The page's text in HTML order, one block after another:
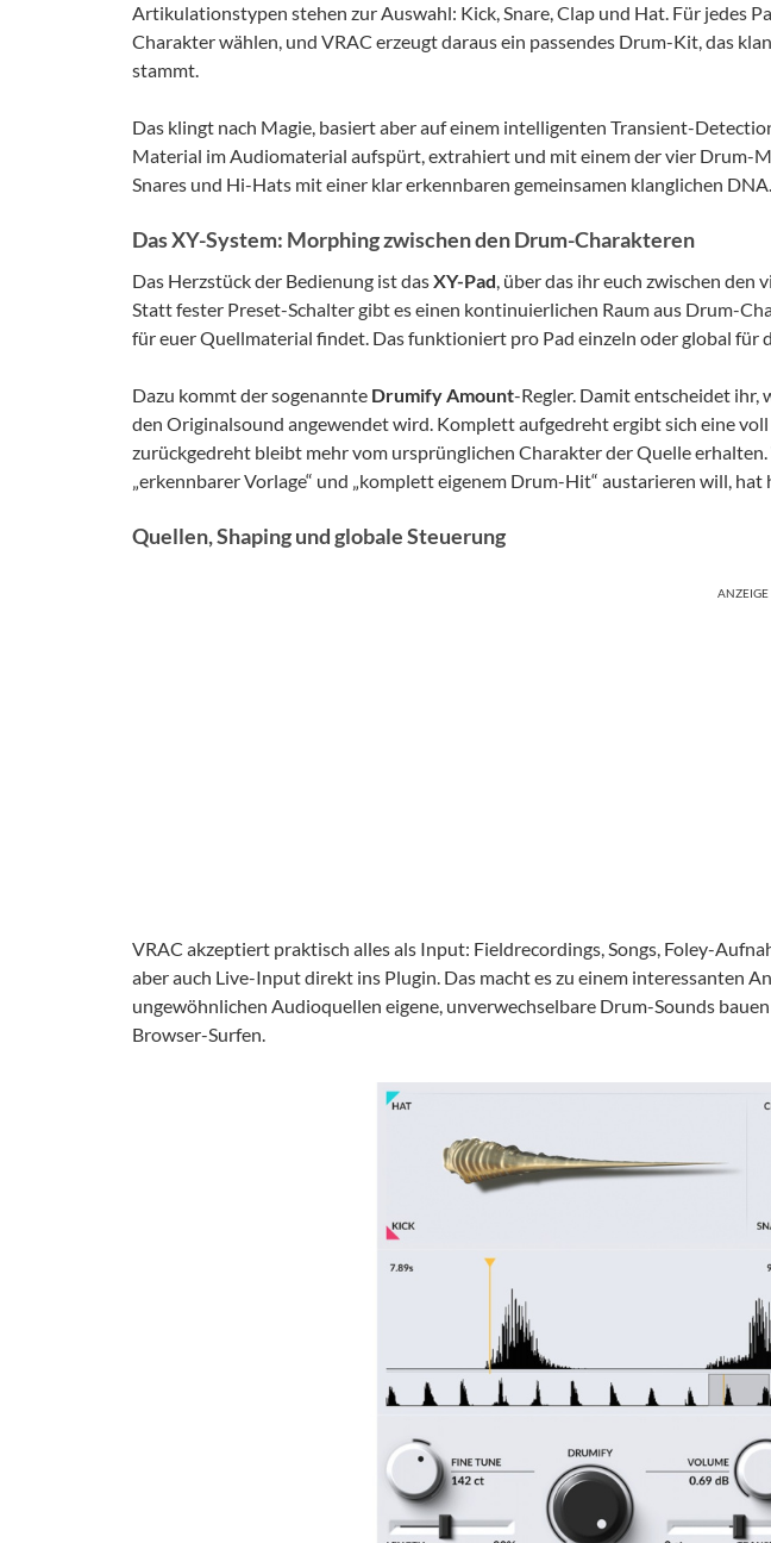
Artikulationstypen stehen zur Auswahl: Kick, Snare, Clap und Hat. Für jedes
Charakter wählen, und VRAC erzeugt daraus ein passendes Drum-Kit, das
stammt.
Das klingt nach Magie, basiert aber auf einem intelligenten Transient-
Material im Audiomaterial aufspürt, extrahiert und mit einem der vier Drum-
Snares und Hi-Hats mit einer klar erkennbaren gemeinsamen klanglichen
Das XY-System: Morphing zwischen den Drum-Charakteren
Das Herzstück der Bedienung ist dasXY-Pad, über das ihr euch zwischen
Statt fester Preset-Schalter gibt es einen kontinuierlichen Raum aus Drum-
für euer Quellmaterial findet. Das funktioniert pro Pad einzeln oder global für
Dazu kommt der sogenannte Drumify Amount-Regler. Damit entscheidet
den Originalsound angewendet wird. Komplett aufgedreht ergibt sich eine
zurückgedreht bleibt mehr vom ursprünglichen Charakter der Quelle erhalten.
„erkennbarer Vorlage“ und „komplett eigenem Drum-Hit“ austarieren will,
Quellen, Shaping und globale Steuerung
ANZEIGE
VRAC akzeptiert praktisch alles als Input: Fieldrecordings, Songs, Foley-
aber auch Live-Input direkt ins Plugin. Das macht es zu einem interessanten
ungewöhnlichen Audioquellen eigene, unverwechselbare Drum-Sounds
Browser-Surfen.